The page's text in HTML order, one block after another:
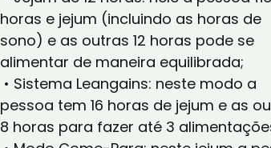
horas e jejum (incluindo as horas de
sono) e as outras 12 horas pode se
alimentar de maneira equilibrada;
pessoa tem 16 horas de jejum e as
8 horas para fazer até 3